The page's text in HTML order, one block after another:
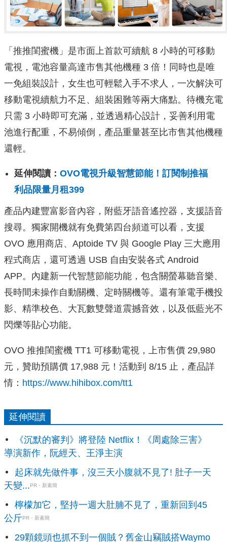
「推推閨蜜機」是市面上首款可續航 8 小時的可移動
電視，電池容量高達市售其他機種 3 倍！同時也是唯
一免組裝設計，女生也可輕鬆入手不求人，一次解決可
移動電視續航力不足、組裝困難等兩大痛點。待機充電
只需 3 小時即可充滿，並透過精心設計，妥善利用電
池進行配重，不易傾倒，產品重量甚至比市售其他機種
還輕。
延伸閱讀： OVO電視升級智慧節能！訂閱制推福
利品限量月租399
產品內建豐富影音內容，附藍牙語音遙控器，支援語音
搜尋。獨家開機就有免費第四台頻道可以看，支援
OVO 應用商店、Aptoide TV 與 Google Play 三大應用
程式商店，還可透過 USB 自由安裝各式 Android
APP。內建新一代智慧節能功能，包含關螢幕聽音樂、
長時間未操作自動關機、定時關機等。還有筆電手機投
影、精準校色、大瓦數雙聲道震撼音效，以及低藍光不
閃爍等貼心功能。
OVO 推推閨蜜機 TT1 可移動電視，上市售價 29,980
元，贊助預購價 17,988 元！活動到 8/15 止，產品詳
情： https://www.hihibox.com/tt1
延伸閱讀
《沉默的審判》將登陸 Netflix！《周處除三害》
導演新作，阮經天、王淨主演
起床就先做件事，沒三天小腹就不見了! 肚子一天
天變... PR・新素簡
檸檬加它，堅持一週大肚腩不見了，重新回到45
公斤PR・新素簡
29顆鏡頭也抓不到一個賊？舊金山竊賊搭Waymo